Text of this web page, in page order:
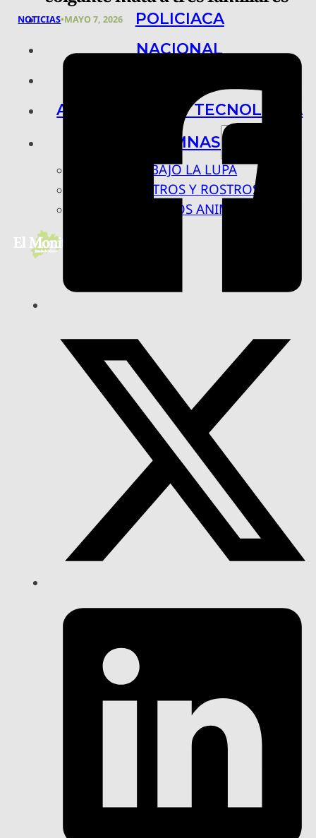
POLICIACA
NACIONAL
ARTE, CIENCIA Y TECNOLOGÍA
COLUMNAS
BAJO LA LUPA
RASTROS Y ROSTROS
VÍNCULOS ANIMALES
NOTICIAS•MAYO 7, 2026